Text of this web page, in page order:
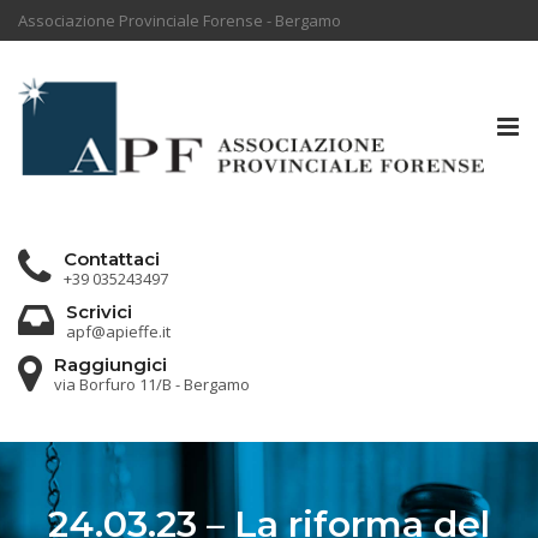
Associazione Provinciale Forense - Bergamo
Contattaci
+39 035243497
Scrivici
apf@apieffe.it
Raggiungici
via Borfuro 11/B - Bergamo
24.03.23 – La riforma del